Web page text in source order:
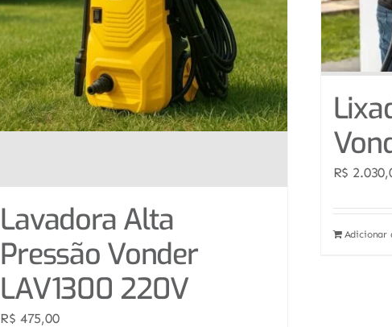
Lavadora Alta
Pressão Vonder
LAV1300 220V
R$ 475,00
R$
Adicionar